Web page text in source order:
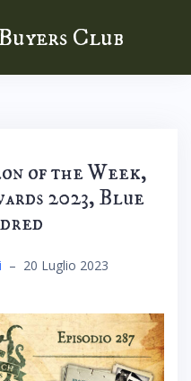
Club
of the Week,
2023, Blue
– 20 Luglio 2023